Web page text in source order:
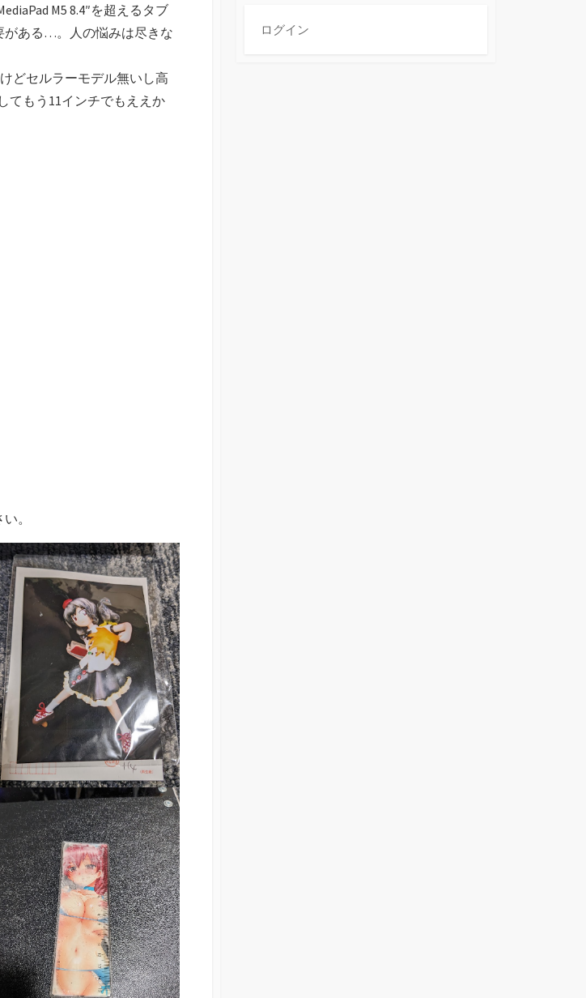
M5 8.4″を超えるタブ
がある…。人の悩みは尽きな
どセルラーモデル無いし高
てもう11インチでもええか
。
ログイン